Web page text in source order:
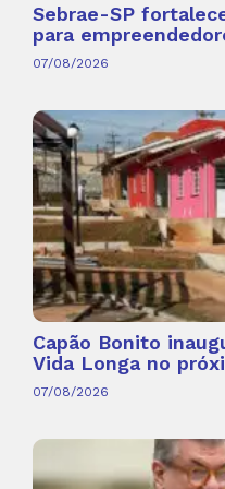
Sebrae-SP
para
07/08/2026
Capão Bonito
Vida Longa no
07/08/2026